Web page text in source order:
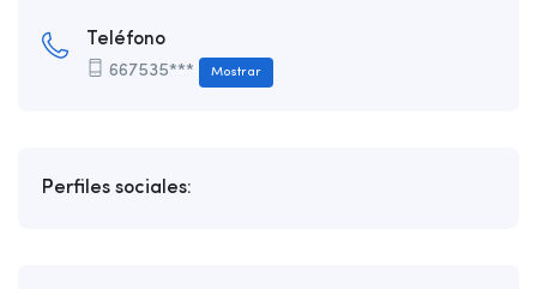
Teléfono
667535*** Mostrar
Perfiles sociales: